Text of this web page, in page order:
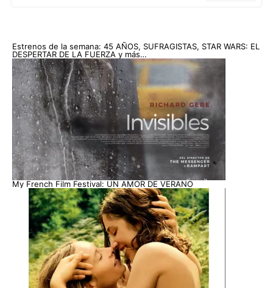
Estrenos de la semana: 45 AÑOS, SUFRAGISTAS, STAR WARS: EL
DESPERTAR DE LA FUERZA y más…
My French Film Festival: UN AMOR DE VERANO